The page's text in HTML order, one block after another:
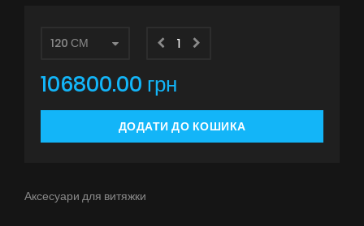
106800.00 грн
ДОДАТИ ДО КОШИКА
Аксесуари для витяжки